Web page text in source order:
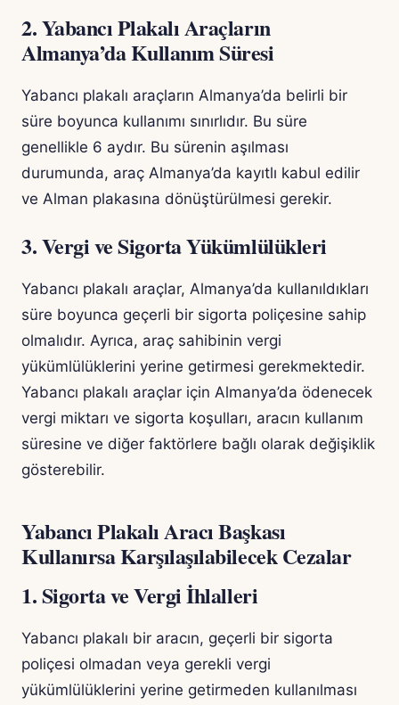
2. Yabancı Plakalı Araçların
Almanya’da Kullanım Süresi
Yabancı plakalı araçların Almanya’da belirli bir
süre boyunca kullanımı sınırlıdır. Bu süre
genellikle 6 aydır. Bu sürenin aşılması
durumunda, araç Almanya’da kayıtlı kabul edilir
ve Alman plakasına dönüştürülmesi gerekir.
3. Vergi ve Sigorta Yükümlülükleri
Yabancı plakalı araçlar, Almanya’da kullanıldıkları
süre boyunca geçerli bir sigorta poliçesine sahip
olmalıdır. Ayrıca, araç sahibinin vergi
yükümlülüklerini yerine getirmesi gerekmektedir.
Yabancı plakalı araçlar için Almanya’da ödenecek
vergi miktarı ve sigorta koşulları, aracın kullanım
süresine ve diğer faktörlere bağlı olarak değişiklik
gösterebilir.
Yabancı Plakalı Aracı Başkası
Kullanırsa Karşılaşılabilecek Cezalar
1. Sigorta ve Vergi İhlalleri
Yabancı plakalı bir aracın, geçerli bir sigorta
poliçesi olmadan veya gerekli vergi
yükümlülüklerini yerine getirmeden kullanılması